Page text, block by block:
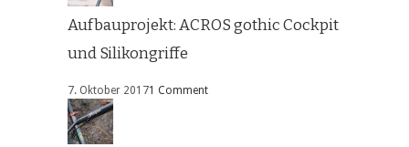
Aufbauprojekt: ACROS gothic Cockpit
und Silikongriffe
7. Oktober 20171 Comment